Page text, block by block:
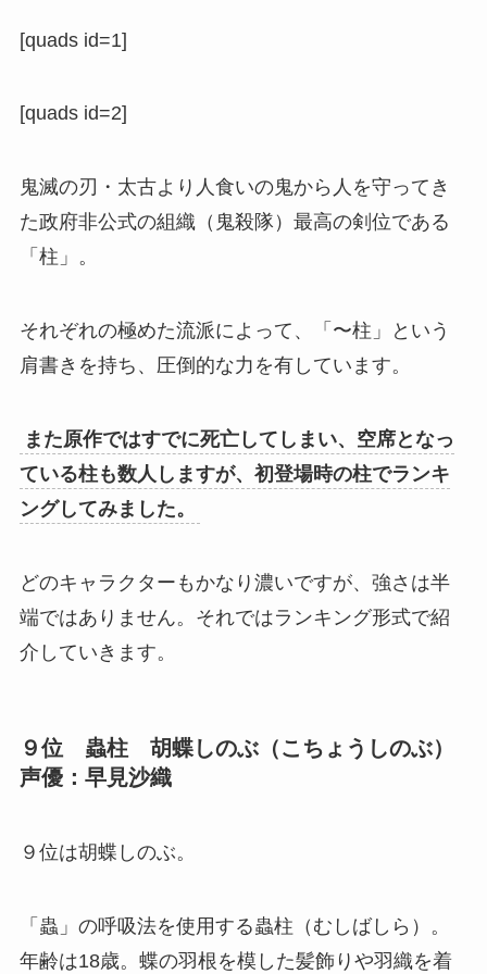
[quads id=1]
[quads id=2]
鬼滅の刃・太古より人食いの鬼から人を守ってき
た政府非公式の組織（鬼殺隊）最高の剣位である
「柱」。
それぞれの極めた流派によって、「〜柱」という
肩書きを持ち、圧倒的な力を有しています。
また原作ではすでに死亡してしまい、空席となっ
ている柱も数人しますが、初登場時の柱でランキ
ングしてみました。
どのキャラクターもかなり濃いですが、強さは半
端ではありません。それではランキング形式で紹
介していきます。
９位 蟲柱 胡蝶しのぶ（こちょうしのぶ）
声優：早見沙織
９位は胡蝶しのぶ。
「蟲」の呼吸法を使用する蟲柱（むしばしら）。
年齢は18歳。蝶の羽根を模した髪飾りや羽織を着